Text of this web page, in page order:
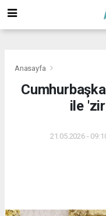
Anasayfa
ile
21.05.2026 -